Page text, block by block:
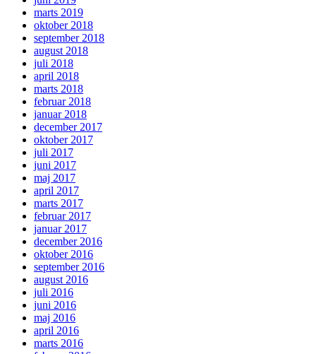
marts 2019
oktober 2018
september 2018
august 2018
juli 2018
april 2018
marts 2018
februar 2018
januar 2018
december 2017
oktober 2017
juli 2017
juni 2017
maj 2017
april 2017
marts 2017
februar 2017
januar 2017
december 2016
oktober 2016
september 2016
august 2016
juli 2016
juni 2016
maj 2016
april 2016
marts 2016